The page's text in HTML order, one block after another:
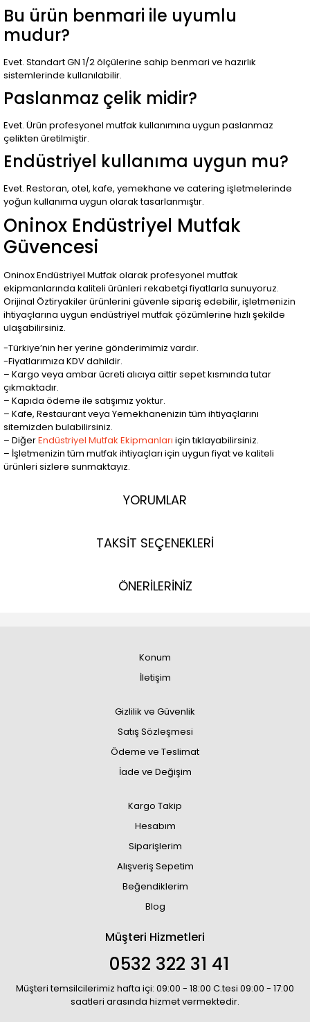
Bu ürün benmari ile uyumlu
mudur?
Evet. Standart GN 1/2 ölçülerine sahip benmari ve hazırlık
sistemlerinde kullanılabilir.
Paslanmaz çelik midir?
Evet. Ürün profesyonel mutfak kullanımına uygun paslanmaz
çelikten üretilmiştir.
Endüstriyel kullanıma uygun mu?
Evet. Restoran, otel, kafe, yemekhane ve catering işletmelerinde
yoğun kullanıma uygun olarak tasarlanmıştır.
Oninox Endüstriyel Mutfak
Güvencesi
Oninox Endüstriyel Mutfak olarak profesyonel mutfak
ekipmanlarında kaliteli ürünleri rekabetçi fiyatlarla sunuyoruz.
Orijinal Öztiryakiler ürünlerini güvenle sipariş edebilir, işletmenizin
ihtiyaçlarına uygun endüstriyel mutfak çözümlerine hızlı şekilde
ulaşabilirsiniz.
-Türkiye’nin her yerine gönderimimiz vardır.
-Fiyatlarımıza KDV dahildir.
– Kargo veya ambar ücreti alıcıya aittir sepet kısmında tutar
çıkmaktadır.
– Kapıda ödeme ile satışımız yoktur.
– Kafe, Restaurant veya Yemekhanenizin tüm ihtiyaçlarını
sitemizden bulabilirsiniz.
– DiğerEndüstriyel Mutfak Ekipmanları için tıklayabilirsiniz.
– İşletmenizin tüm mutfak ihtiyaçları için uygun fiyat ve kaliteli
ürünleri sizlere sunmaktayız.
YORUMLAR
TAKSİT SEÇENEKLERİ
ÖNERİLERİNİZ
Konum
İletişim
Gizlilik ve Güvenlik
Satış Sözleşmesi
Ödeme ve Teslimat
İade ve Değişim
Kargo Takip
Hesabım
Siparişlerim
Alışveriş Sepetim
Beğendiklerim
Blog
Müşteri Hizmetleri
0532 322 31 41
Müşteri temsilcilerimiz hafta içi: 09:00 - 18:00 C.tesi 09:00 - 17:00
saatleri arasında hizmet vermektedir.